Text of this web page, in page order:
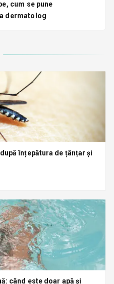
cum se pune
dermatolog
înțepătura de țânțar și
când este doar apă și